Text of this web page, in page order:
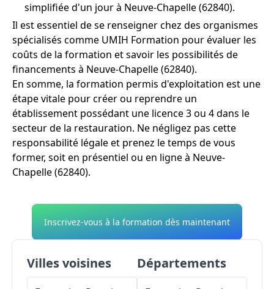
simplifiée d'un jour à Neuve-Chapelle (62840).
Il est essentiel de se renseigner chez des organismes
spécialisés comme UMIH Formation pour évaluer les
coûts de la formation et savoir les possibilités de
financements à Neuve-Chapelle (62840).
En somme, la formation permis d'exploitation est une
étape vitale pour créer ou reprendre un
établissement possédant une licence 3 ou 4 dans le
secteur de la restauration. Ne négligez pas cette
responsabilité légale et prenez le temps de vous
former, soit en présentiel ou en ligne à Neuve-
Chapelle (62840).
Inscrivez-vous à la formation dès maintenant
Villes voisines Départements